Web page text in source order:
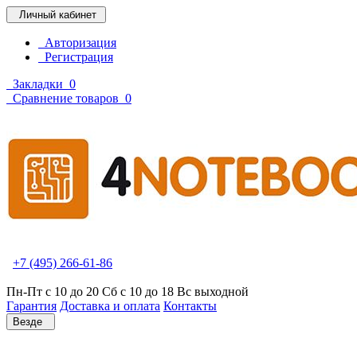
Личный кабинет
Авторизация
Регистрация
Закладки 0
Сравнение товаров 0
+7 (495) 266-61-86
Пн-Пт с 10 до 20 Сб с 10 до 18 Вс выходной
Гарантия Доставка и оплата Контакты
Везде